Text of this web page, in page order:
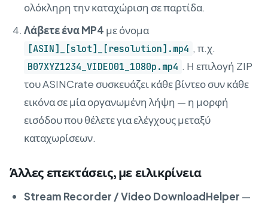
ολόκληρη την καταχώριση σε παρτίδα.
Λάβετε ένα MP4 με όνομα
[ASIN]_[slot]_[resolution].mp4 , π.χ.
B07XYZ1234_VIDEO01_1080p.mp4 . Η επιλογή ZIP
του ASINCrate συσκευάζει κάθε βίντεο συν κάθε
εικόνα σε μία οργανωμένη λήψη — η μορφή
εισόδου που θέλετε για ελέγχους μεταξύ
καταχωρίσεων.
Άλλες επεκτάσεις, με ειλικρίνεια
Stream Recorder / Video DownloadHelper —